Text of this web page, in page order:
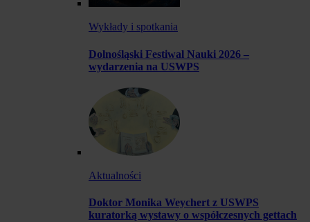
Wykłady i spotkania
Dolnośląski Festiwal Nauki 2026 –
wydarzenia na USWPS
Aktualności
Doktor Monika Weychert z USWPS
kuratorką wystawy o współczesnych gettach